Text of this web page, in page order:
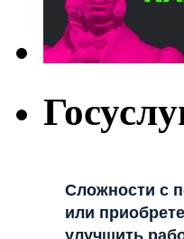
Сложности с
или
улучшить